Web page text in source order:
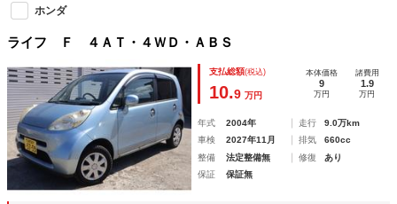
ホンダ
ライフ Ｆ ４ＡＴ・４ＷＤ・ＡＢＳ
支払総額(税込)
10.9 万円
本体価格
9
万円
諸費用
1.9
万円
年式 2004年 走行
9.0万km
車検
2027年11月 排気
660cc
整備
法定整備無 修復
あり
保証
保証無